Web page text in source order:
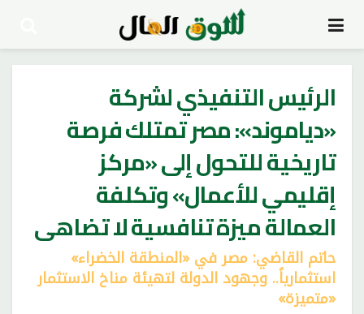
الرئيس التنفيذي لشركة
«دياموند»: مصر تمتلك فرصة
تاريخية للتحول إلى «مركز
إقليمي للأعمال» وتكلفة
العمالة ميزة تنافسية لا تضاهى
حاتم القاضي: مصر في «المنطقة الخضراء»
استثمارياً.. وجهود الدولة لتهيئة مناخ الاستثمار
«متميزة»